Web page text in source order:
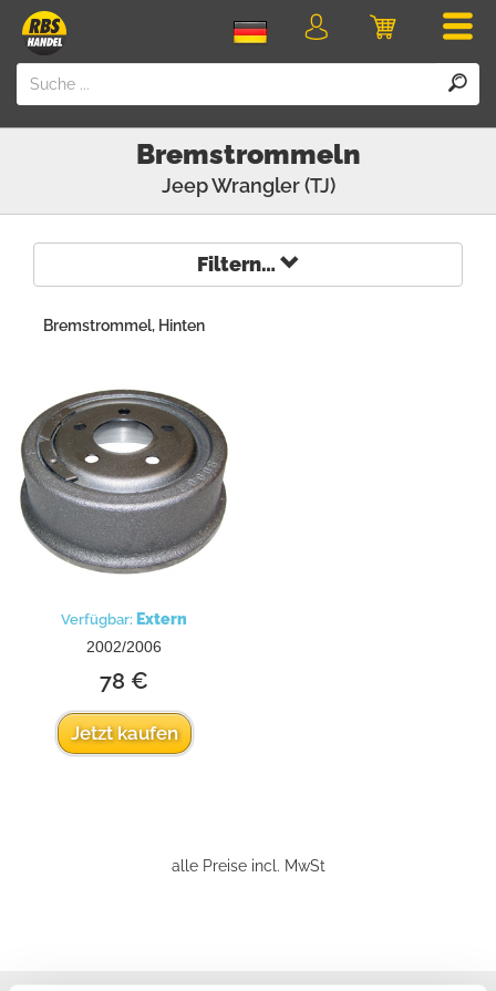
Login
Bremstrommeln
JeepWrangler (TJ)
Filtern…
Bremstrommel, Hinten
Verfügbar: Extern
2002/2006
78 €
Jetzt kaufen
alle Preise incl. MwSt